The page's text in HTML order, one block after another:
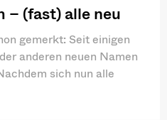
– (fast) alle neu
gemerkt: Seit einigen
anderen neuen Namen
sich nun alle